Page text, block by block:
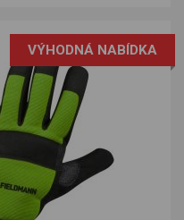
VÝHODNÁ NABÍDKA